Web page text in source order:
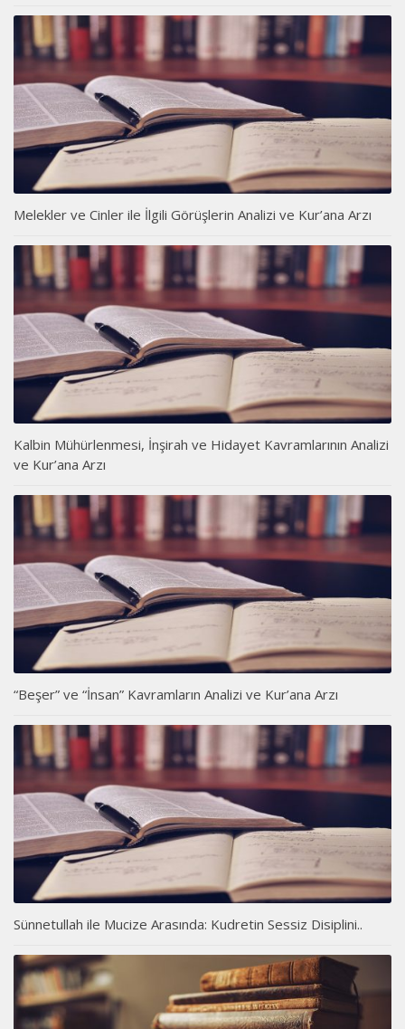
Melekler ve Cinler ile İlgili Görüşlerin Analizi ve Kur’ana Arzı
Kalbin Mühürlenmesi, İnşirah ve Hidayet Kavramlarının Analizi
ve Kur’ana Arzı
“Beşer” ve “İnsan” Kavramların Analizi ve Kur’ana Arzı
Sünnetullah ile Mucize Arasında: Kudretin Sessiz Disiplini..